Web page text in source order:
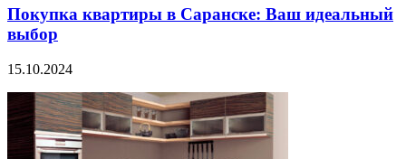
Покупка квартиры в Саранске: Ваш идеальный
выбор
15.10.2024